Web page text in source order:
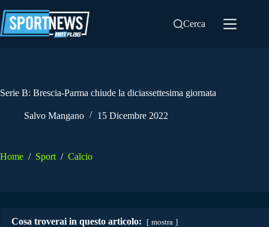
al
contenuto
Cerca
Serie B: Brescia-Parma chiude la diciassettesima giornata
Salvo Mangano 15 Dicembre 2022
Home / Sport / Calcio
Cosa troverai in questo articolo: mostra